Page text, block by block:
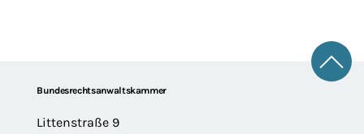
FooterBundesrechtsanwaltskammer
Littenstraße 9